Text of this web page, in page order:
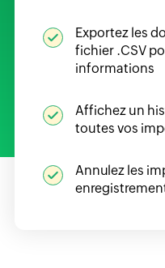
Exportez les
fichier .CSV
informations
Affichez un
toutes vos
Annulez les